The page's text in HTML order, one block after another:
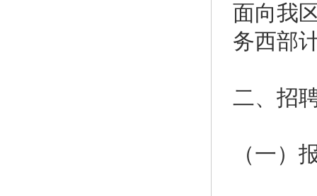
面向我
务西部
二、招
（一）